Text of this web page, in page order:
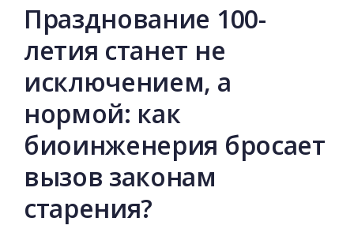
Празднование 100-
летия станет не
исключением, а
нормой: как
биоинженерия бросает
вызов законам
старения?